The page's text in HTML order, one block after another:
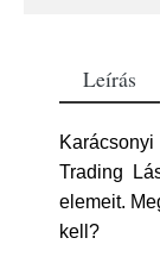
Leírás
Trading
elemeit.
kell?